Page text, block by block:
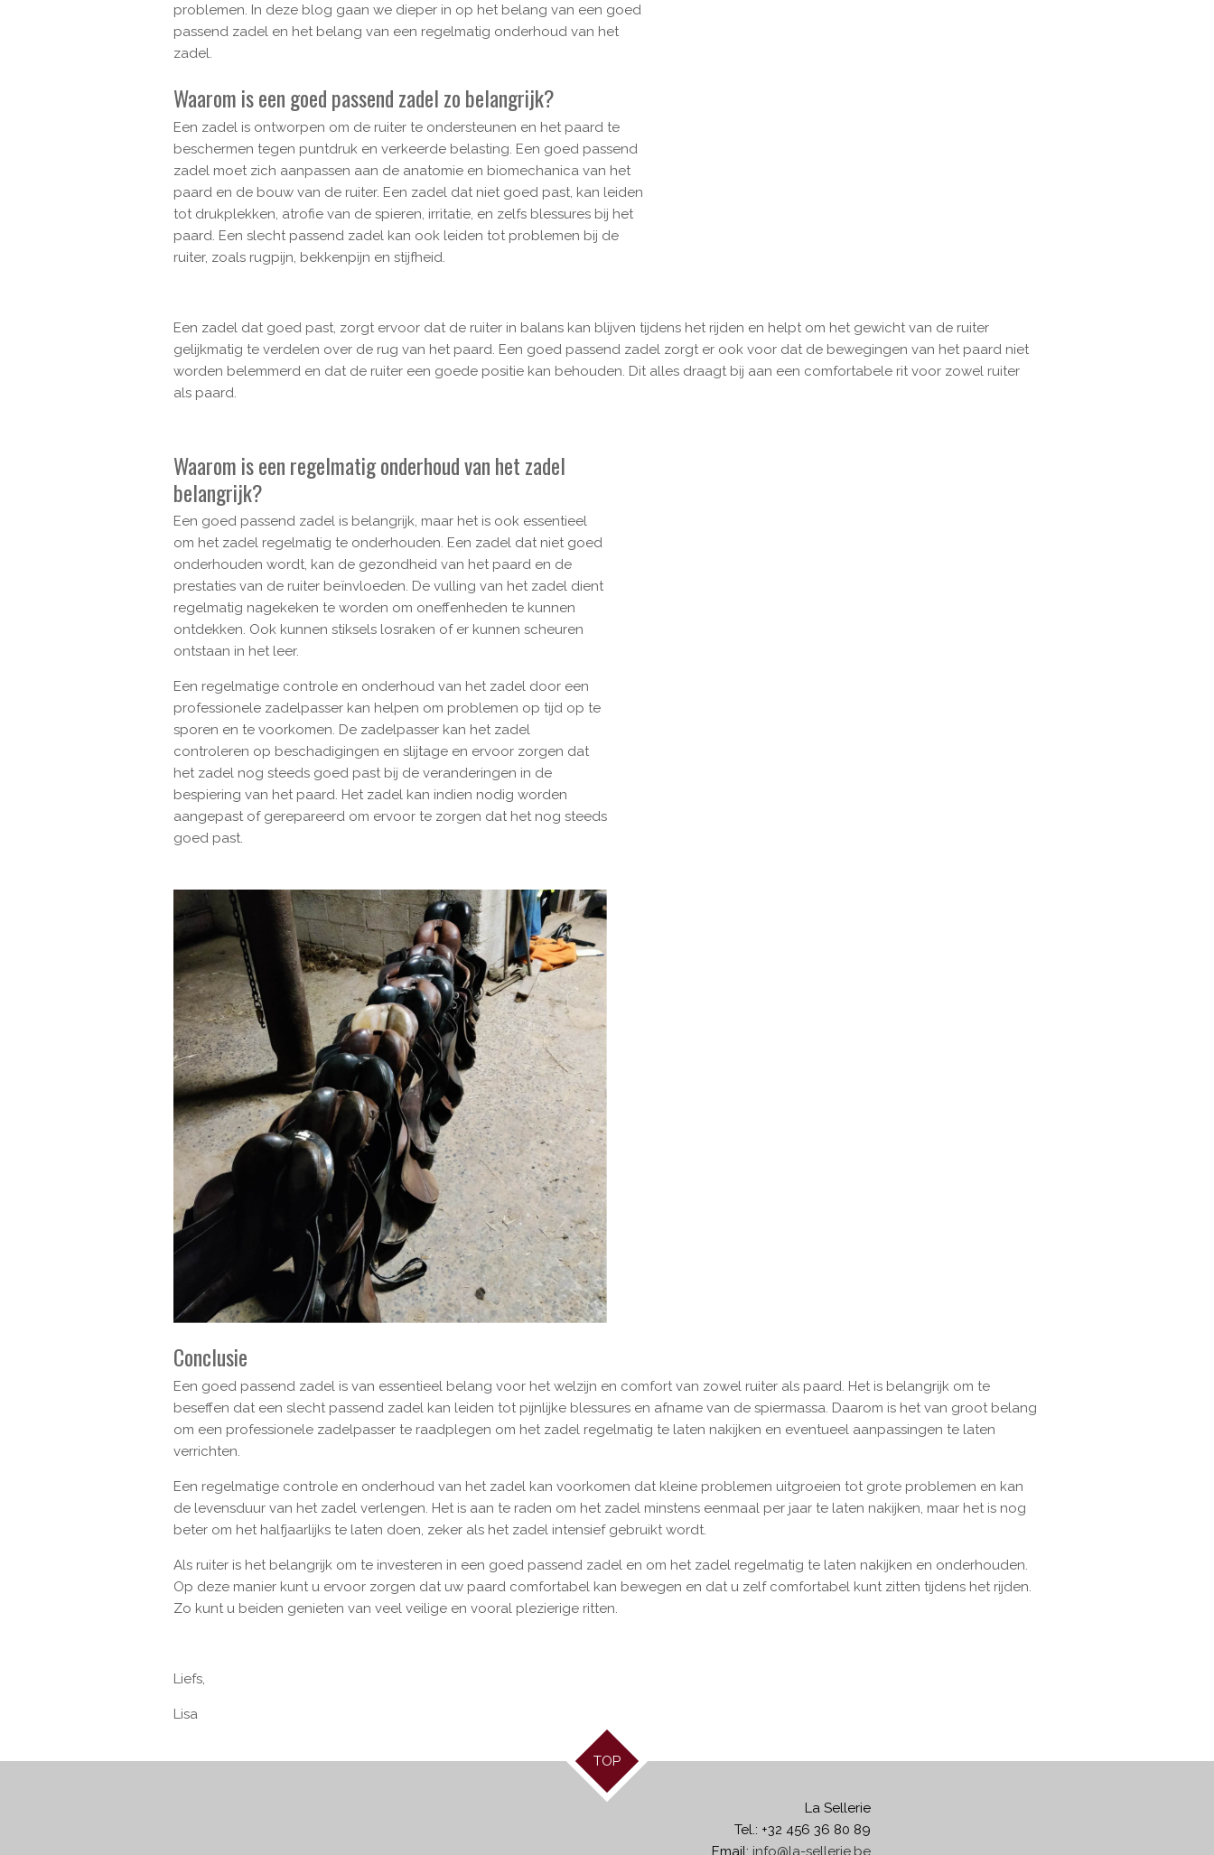
problemen. In deze blog gaan we dieper in op het belang van een goed
passend zadel en het belang van een regelmatig onderhoud van het
zadel.
Waarom is een goed passend zadel zo belangrijk?
Een zadel is ontworpen om de ruiter te ondersteunen en het paard te
beschermen tegen puntdruk en verkeerde belasting. Een goed passend
zadel moet zich aanpassen aan de anatomie en biomechanica van het
paard en de bouw van de ruiter. Een zadel dat niet goed past, kan leiden
tot drukplekken, atrofie van de spieren, irritatie, en zelfs blessures bij het
paard. Een slecht passend zadel kan ook leiden tot problemen bij de
ruiter, zoals rugpijn, bekkenpijn en stijfheid.
Een zadel dat goed past, zorgt ervoor dat de ruiter in balans kan blijven tijdens het rijden en helpt om het gewicht van de ruiter
gelijkmatig te verdelen over de rug van het paard. Een goed passend zadel zorgt er ook voor dat de bewegingen van het paard niet
worden belemmerd en dat de ruiter een goede positie kan behouden. Dit alles draagt bij aan een comfortabele rit voor zowel ruiter
als paard.
Waarom is een regelmatig onderhoud van het zadel
belangrijk?
Een goed passend zadel is belangrijk, maar het is ook essentieel
om het zadel regelmatig te onderhouden. Een zadel dat niet goed
onderhouden wordt, kan de gezondheid van het paard en de
prestaties van de ruiter beïnvloeden. De vulling van het zadel dient
regelmatig nagekeken te worden om oneffenheden te kunnen
ontdekken. Ook kunnen stiksels losraken of er kunnen scheuren
ontstaan in het leer.
Een regelmatige controle en onderhoud van het zadel door een
professionele zadelpasser kan helpen om problemen op tijd op te
sporen en te voorkomen. De zadelpasser kan het zadel
controleren op beschadigingen en slijtage en ervoor zorgen dat
het zadel nog steeds goed past bij de veranderingen in de
bespiering van het paard. Het zadel kan indien nodig worden
aangepast of gerepareerd om ervoor te zorgen dat het nog steeds
goed past.
Conclusie
Een goed passend zadel is van essentieel belang voor het welzijn en comfort van zowel ruiter als paard. Het is belangrijk om te
beseffen dat een slecht passend zadel kan leiden tot pijnlijke blessures en afname van de spiermassa . Daarom is het van groot belang
om een professionele zadelpasser te raadplegen om het zadel regelmatig te laten nakijken en eventueel aanpassingen te laten
verrichten.
Een regelmatige controle en onderhoud van het zadel kan voorkomen dat kleine problemen uitgroeien tot grote problemen en kan
de levensduur van het zadel verlengen. Het is aan te raden om het zadel minstens eenmaal per jaar te laten nakijken, maar het is nog
beter om het halfjaarlijks te laten doen, zeker als het zadel intensief gebruikt wordt.
Als ruiter is het belangrijk om te investeren in een goed passend zadel en om het zadel regelmatig te laten nakijken en onderhouden.
Op deze manier kunt u ervoor zorgen dat uw paard comfortabel kan bewegen en dat u zelf comfortabel kunt zitten tijdens het rijden.
Zo kunt u beiden genieten van veel veilige en vooral plezierige ritten.
Liefs,
Lisa
TOP
La Sellerie
Tel.: +32 456 36 80 89
Email: info@la-sellerie.be